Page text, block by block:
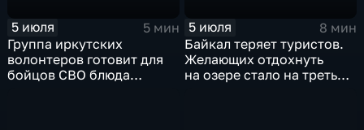
5 июля
5 мин
Группа иркутских
волонтеров готовит для
бойцов СВО блюда
5 июля
8 мин
Байкал теряет туристов.
Желающих отдохнуть
на озере стало на треть